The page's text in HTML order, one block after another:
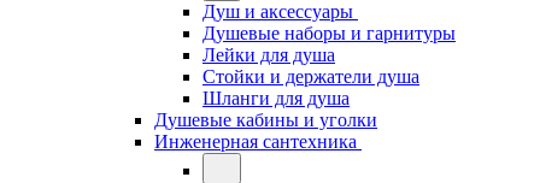
Душ и аксессуары
Душевые наборы и гарнитуры
Лейки для душа
Стойки и держатели душа
Шланги для душа
Душевые кабины и уголки
Инженерная сантехника